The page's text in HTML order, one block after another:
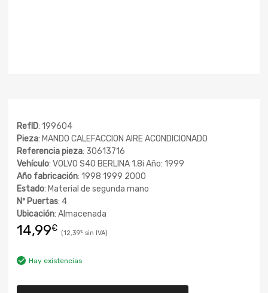
RefID: 199604
Pieza: MANDO CALEFACCION AIRE ACONDICIONADO
Referencia pieza: 30613716
Vehículo: VOLVO S40 BERLINA 1.8i Año: 1999
Año fabricación: 1998 1999 2000
Estado: Material de segunda mano
Nº Puertas: 4
Ubicación: Almacenada
14,99€ 12,39€
Hay existencias